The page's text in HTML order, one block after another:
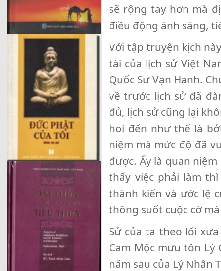
sẽ rộng tay hơn mà
điều động ánh sáng,
Với tập truyện kịch
tài của lịch sử Việt
Quốc Sư Vạn Hạnh.
về trước lịch sử đã
đủ, lịch sử cũng lại
hoi đến như thế là
niệm mà mức độ đã
được. Ấy là quan
thấy việc phải làm
thành kiến và ước lệ
thông suốt cuộc cờ
Sử của ta theo lối
Cam Mộc mưu tôn
năm sau của Lý Nhân